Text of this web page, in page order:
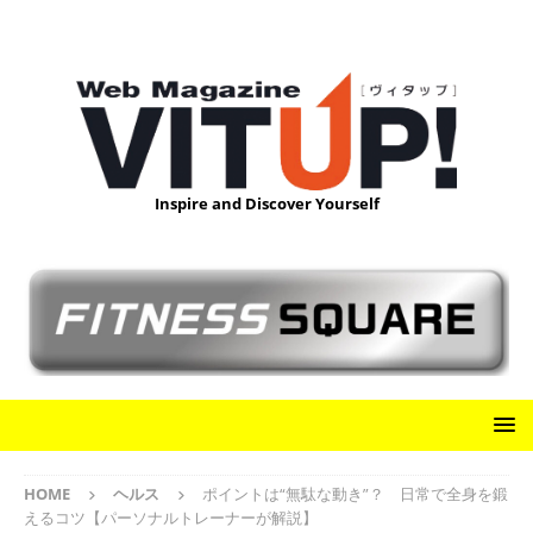
Inspire and Discover Yourself
HOME ヘルス
ポイントは“無駄な動き”？ 日常で全身を鍛
えるコツ【パーソナルトレーナーが解説】